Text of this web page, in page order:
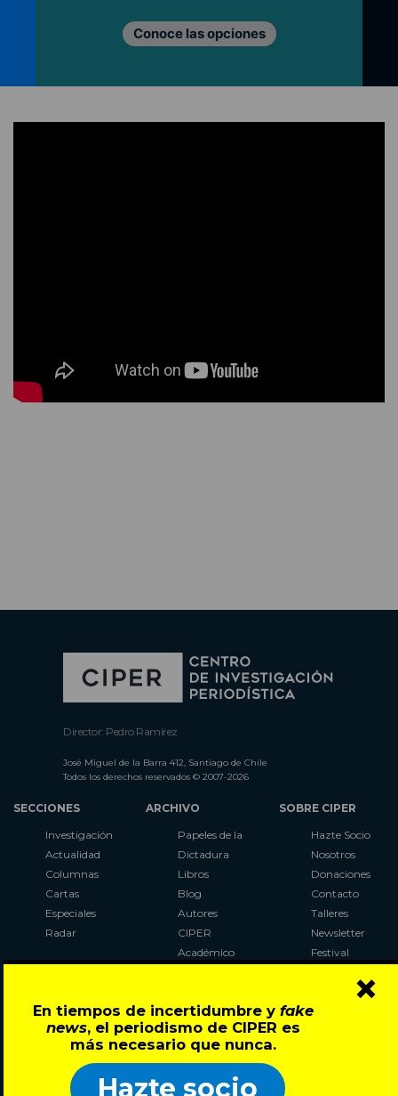
En tiempos de incertidumbre y fake
news, el periodismo de CIPER es
más necesario que nunca.
Hazte socio
×
Conoce las opciones
Director: Pedro Ramírez
José Miguel de la Barra 412, Santiago de Chile
Todos los derechos reservados © 2007-2026
SECCIONES
Investigación
Actualidad
Columnas
Cartas
Especiales
Radar
ARCHIVO
Papeles de la
Dictadura
Libros
Blog
Autores
CIPER
Académico
Al Plebiscito
con CIPER
SOBRE CIPER
Hazte Socio
Nosotros
Donaciones
Contacto
Talleres
Newsletter
Festival